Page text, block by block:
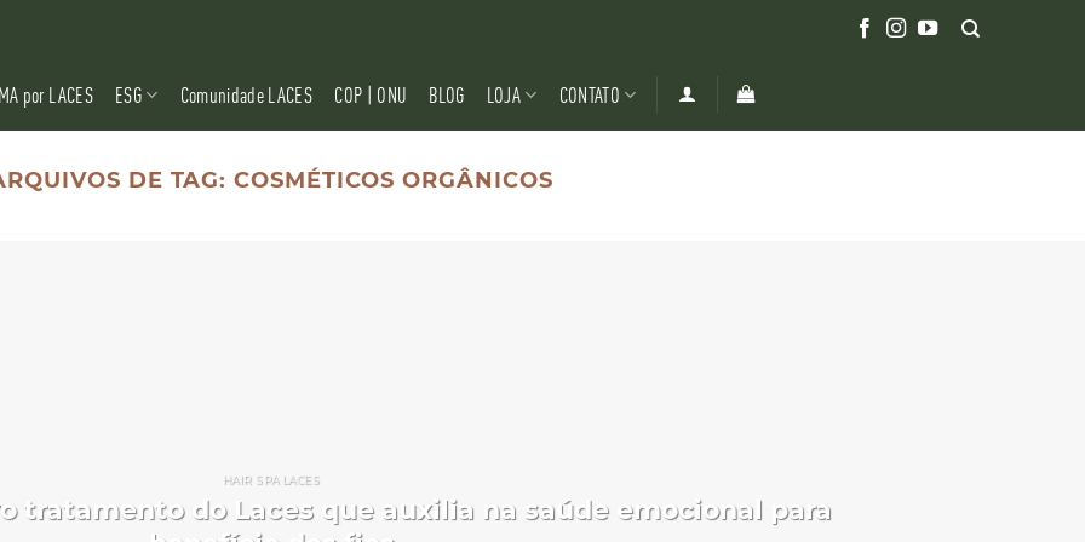
por LACES ESG Comunidade LACES COP | ONU BLOG LOJA CONTATO
DE TAG:COSMÉTICOS ORGÂNICOS
HAIR SPA LACES
tratamento do Laces que auxilia na saúde emocional para